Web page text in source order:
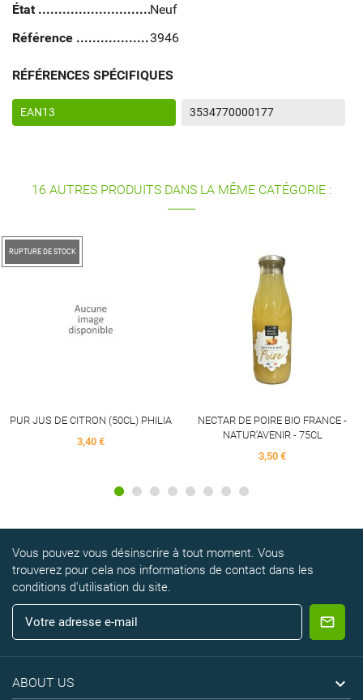
État
Neuf
Référence
3946
RÉFÉRENCES SPÉCIFIQUES
EAN13 3534770000177
16 AUTRES PRODUITS DANS LA MÊME CATÉGORIE :
RUPTURE DE STOCK
PUR JUS DE CITRON (50CL) PHILIA
3,40 €
NECTAR DE POIRE BIO FRANCE -
NATUR'AVENIR - 75CL
3,50 €
Vous pouvez vous désinscrire à tout moment. Vous
trouverez pour cela nos informations de contact dans les
conditions d'utilisation du site.
ABOUT US 